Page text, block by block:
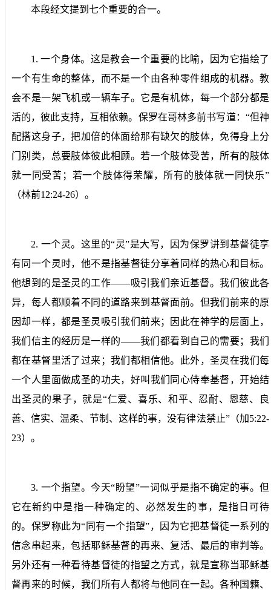
本段经文提到七个重要的合一。
1.一个身体。这是教会一个重要的比喻，因为它描绘了
一个有生命的整体，而不是一个由各种零件组成的机器。教
会不是一架飞机或一辆车子。它是有机体，每一个部分都是
活的，彼此支持，互相依赖。保罗在哥林多前书写道：“但神
配搭这身子，把加倍的体面给那有缺欠的肢体，免得身上分
门别类，总要肢体彼此相顾。若一个肢体受苦，所有的肢体
就一同受苦；若一个肢体得荣耀，所有的肢体就一同快乐”
（林前12:24-26）。
2. 一个灵。 这里的“灵”是大写，因为保罗讲到基督徒享
有同一个灵时，他不是指基督徒分享着同样的热心和目标。
他想到的是圣灵的工作——吸引我们亲近基督。我们彼此各
异，每人都顺着不同的道路来到基督面前。但我们前来的原
因却一样，都是圣灵吸引我们前来；因此在神学的层面上，
我们信主的经历是一样的——我们都看到自己的需要；我们
都在基督里活了过来；我们都相信他。此外，圣灵在我们每
一个人里面做成圣的功夫，好叫我们同心侍奉基督，开始结
出圣灵的果子，就是“仁爱、喜乐、和平、忍耐、恩慈、良
善、信实、温柔、节制、这样的事，没有律法禁止”（加5:22-
23）。
3. 一个指望。 今天“盼望”一词似乎是指不确定的事。但
它在新约中是指一种确定的、必然发生的事，是指日可待
的。保罗称此为“同有一个指望”，因为它把基督徒一系列的
信念串起来，包括耶稣基督的再来、复活、最后的审判等。
另外还有一种看待基督徒的指望之方式，就是宣称当耶稣基
督再来的时候，我们所有人都将与他同在一起。各种国籍、